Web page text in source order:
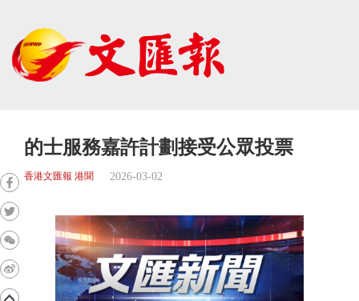
的士服務嘉許計劃接受公眾投票
香港文匯報 港聞 2026-03-02